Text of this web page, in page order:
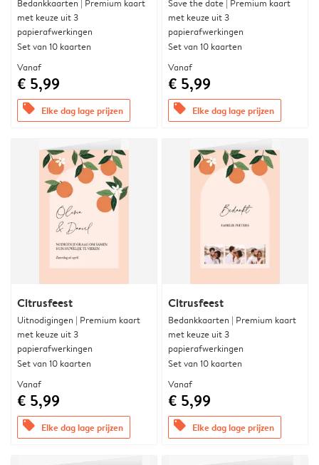
Bedankkaarten | Premium kaart
met keuze uit 3
papierafwerkingen
Set van 10 kaarten
Vanaf
€ 5,99
offers Elke dag lage prijzen
Save the date | Premium kaart
met keuze uit 3
papierafwerkingen
Set van 10 kaarten
Vanaf
€ 5,99
offers Elke dag lage prijzen
Citrusfeest
Uitnodigingen | Premium kaart
met keuze uit 3
papierafwerkingen
Set van 10 kaarten
Vanaf
€ 5,99
offers Elke dag lage prijzen
Citrusfeest
Bedankkaarten | Premium kaart
met keuze uit 3
papierafwerkingen
Set van 10 kaarten
Vanaf
€ 5,99
offers Elke dag lage prijzen